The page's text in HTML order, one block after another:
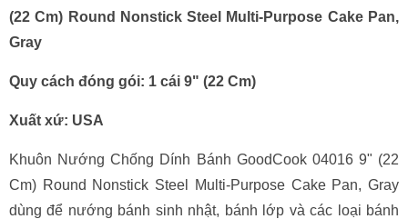
(22 Cm) Round Nonstick Steel Multi-Purpose Cake Pan,
Gray
Quy cách đóng gói: 1 cái 9" (22 Cm)
Xuất xứ: USA
Khuôn Nướng Chống Dính Bánh GoodCook 04016 9" (22
Cm) Round Nonstick Steel Multi-Purpose Cake Pan, Gray
dùng để nướng bánh sinh nhật, bánh lớp và các loại bánh